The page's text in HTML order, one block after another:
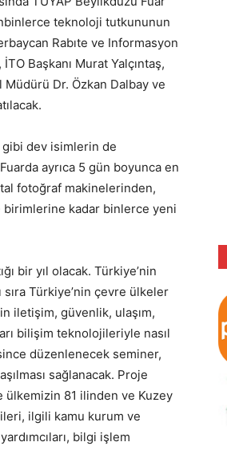
teknoloji tutkununun
Rabıte ve Informasyon
Başkanı Murat Yalçıntaş,
Müdürü Dr. Özkan Dalbay ve
gibi dev isimlerin de
ayrıca 5 gün boyunca en
fotoğraf makinelerinden,
birimlerine kadar binlerce yeni
bir yıl olacak. Türkiye’nin
Türkiye’nin çevre ülkeler
iletişim, güvenlik, ulaşım,
bilişim teknolojileriyle nasıl
düzenlenecek seminer,
sağlanacak. Proje
ülkemizin 81 ilinden ve Kuzey
ilgili kamu kurum ve
bilgi işlem